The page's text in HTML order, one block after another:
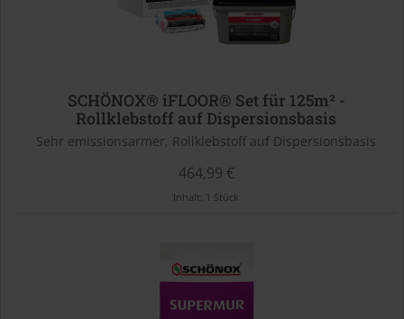
SCHÖNOX® iFLOOR® Set für 125m² -
Rollklebstoff auf Dispersionsbasis
Sehr emissionsarmer, Rollklebstoff auf Dispersionsbasis
464,99 €
Inhalt: 1 Stück